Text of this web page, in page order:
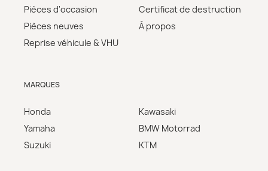
Pièces d'occasion
Pièces neuves
Reprise véhicule & VHU
Certificat de destruction
À propos
MARQUES
Honda
Yamaha
Suzuki
Kawasaki
BMW Motorrad
KTM